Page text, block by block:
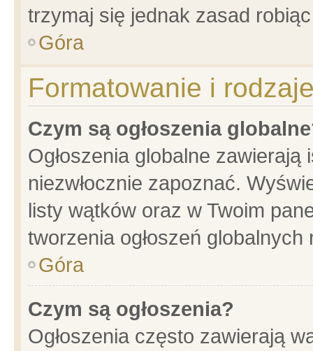
trzymaj się jednak zasad
Góra
Formatowanie i
Czym są ogłoszenia
Ogłoszenia globalne
niezwłocznie zapoznać.
listy wątków oraz w Twoim
tworzenia ogłoszeń
Góra
Czym są ogłoszenia?
Ogłoszenia często zawierają